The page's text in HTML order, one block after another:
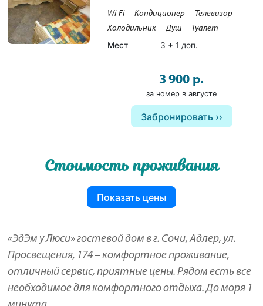
Wi-Fi Кондиционер
Телевизор
Холодильник
Душ Туалет
Мест 3 + 1 доп.
3 900 р.
за номер в августе
Забронировать
Стоимость проживания
Показать цены
«ЭдЭм у Люси» гостевой дом в г. Сочи, Адлер, ул.
Просвещения, 174 – комфортное проживание,
отличный сервис, приятные цены. Рядом есть все
необходимое для комфортного отдыха. До моря 1